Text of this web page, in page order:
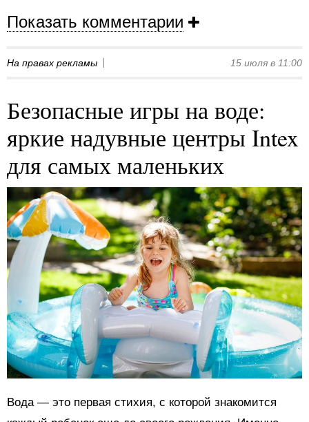
Показать комментарии
На правах рекламы 15 июля в 11:00
Безопасные игры на воде:
яркие надувные центры Intex
для самых маленьких
Вода — это первая стихия, с которой знакомится